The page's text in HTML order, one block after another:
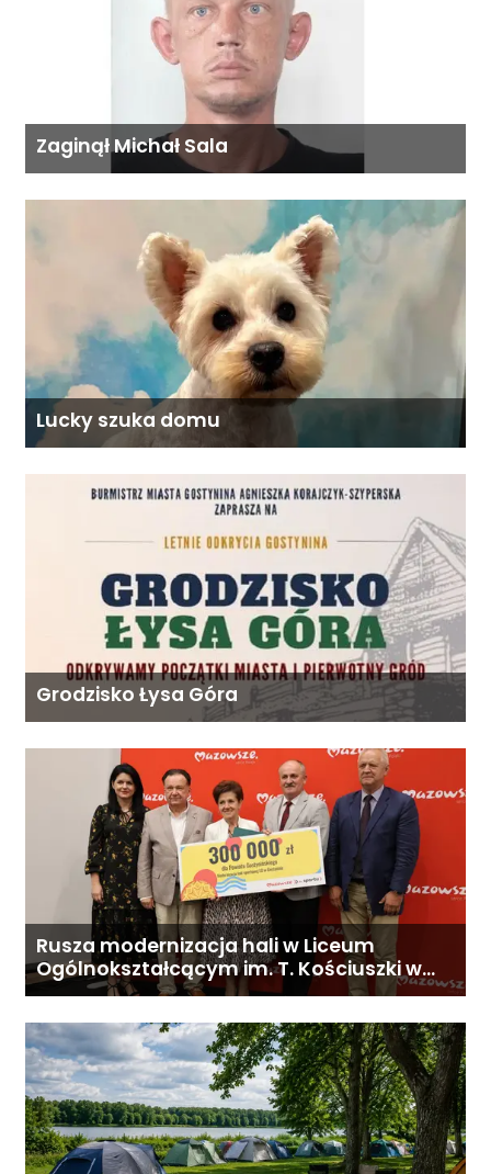
Zaginął Michał Sala
Lucky szuka domu
Grodzisko Łysa Góra
Rusza modernizacja hali w Liceum
Ogólnokształcącym im. T. Kościuszki w
Gostyninie